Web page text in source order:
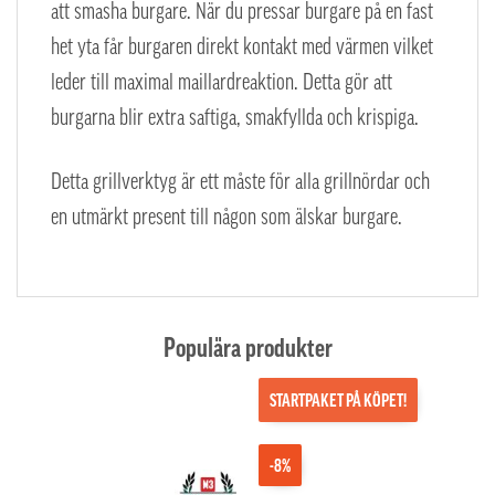
att smasha burgare. När du pressar burgare på en fast
het yta får burgaren direkt kontakt med värmen vilket
leder till maximal maillardreaktion. Detta gör att
burgarna blir extra saftiga, smakfyllda och krispiga.
Detta grillverktyg är ett måste för alla grillnördar och
en utmärkt present till någon som älskar burgare.
Populära produkter
-8%
STARTPAKET PÅ KÖPET!